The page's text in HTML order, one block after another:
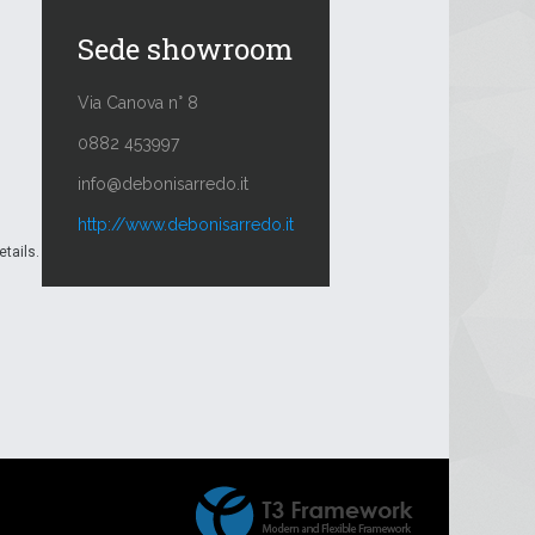
Sede showroom
Via Canova n° 8
0882 453997
info@debonisarredo.it
http://www.debonisarredo.it